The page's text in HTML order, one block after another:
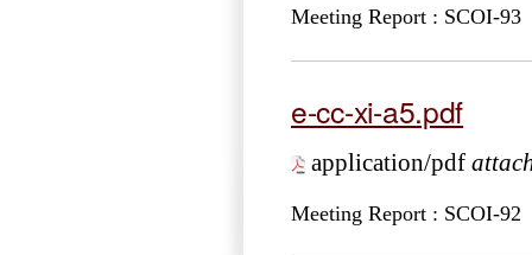
Meeting Report : SCOI-93
e-cc-xi-a5.pdf
application/pdf
Meeting Report : SCOI-92